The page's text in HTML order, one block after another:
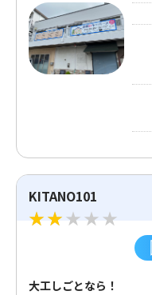
KITANO101
大工しごとなら！